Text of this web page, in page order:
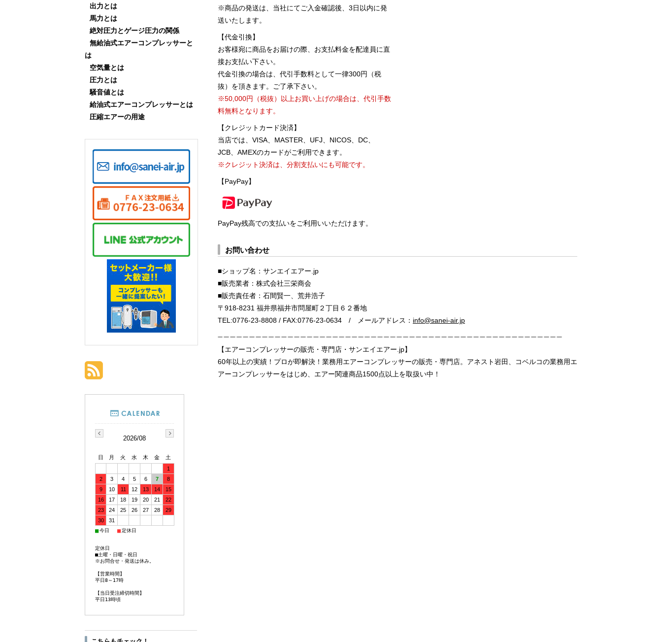
※商品の発送は、当社にてご入金確認後、3日以内に発
送いたします。
【代金引換】
お客様宛に商品をお届けの際、お支払料金を配達員に直
接お支払い下さい。
代金引換の場合は、代引手数料として一律300円（税
抜）を頂きます。ご了承下さい。
※50,000円（税抜）以上お買い上げの場合は、代引手数
料無料となります。
【クレジットカード決済】
当店では、VISA、MASTER、UFJ、NICOS、DC、
JCB、AMEXのカードがご利用できます。
※クレジット決済は、分割支払いにも可能です。
【PayPay】
PayPay残高での支払いをご利用いいただけます。
お問い合わせ
■ショップ名：サンエイエアー.jp
■販売業者：株式会社三栄商会
■販売責任者：石間賢一、荒井浩子
〒918-8231 福井県福井市問屋町２丁目６２番地
TEL:0776-23-8808 / FAX:0776-23-0634 / メールアドレス： info@sanei-air.jp
【エアーコンプレッサーの販売・専門店・サンエイエアー.jp】
60年以上の実績！プロが即解決！業務用エアーコンプレッサーの販売・専門店。アネスト岩田、コベルコの業務用エ
アーコンプレッサーをはじめ、エアー関連商品1500点以上を取扱い中！
出力とは
馬力とは
絶対圧力とゲージ圧力の関係
無給油式エアーコンプレッサーと
は
空気量とは
圧力とは
騒音値とは
給油式エアーコンプレッサーとは
圧縮エアーの用途
2026/08
日 月 火 水 木 金
土
1
2
3 4 5 6 7
8
9
10 11 12 13 14
15
16
17 18 19 20 21
22
23
24 25 26 27 28
29
30
31
■今日 ■定休日
定休日
■土曜・日曜・祝日
※お問合せ・発送は休み。
【営業時間】
平日8～17時
【当日受注締切時間】
平日13時頃